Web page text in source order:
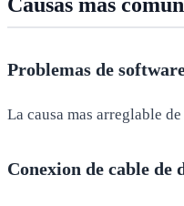
Problemas de
La causa mas arreglable
Conexion de cable de